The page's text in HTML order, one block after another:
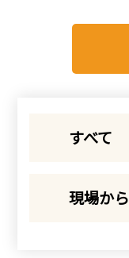
すべて
現場から